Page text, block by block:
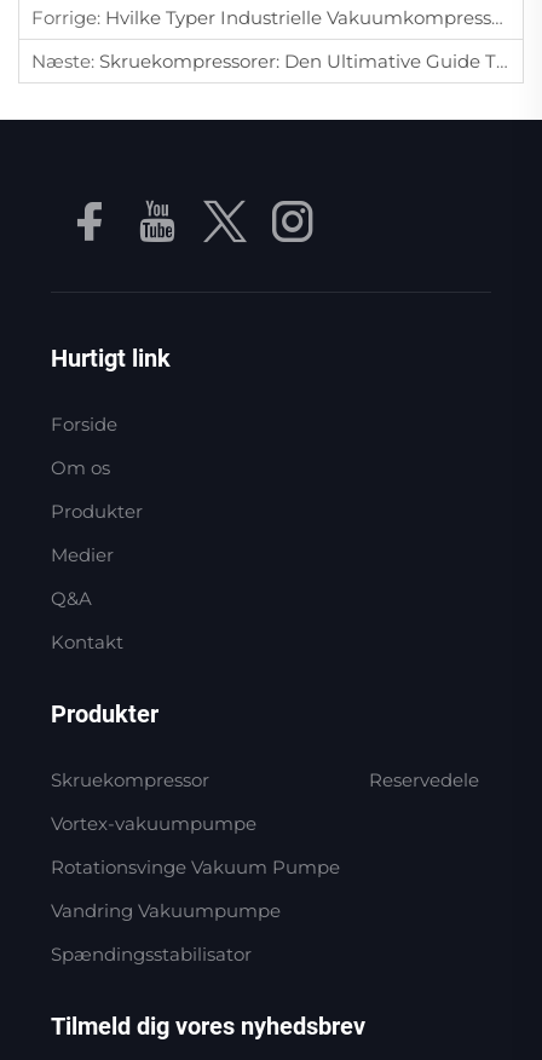
Forrige: Hvilke Typer Industrielle Vakuumkompressorer Er Velegnede Til Kemiske Procesanlæg?
Næste: Skruekompressorer: Den Ultimative Guide Til Effektiv Industriell Luftforsyning
Hurtigt link
Forside
Om os
Produkter
Medier
Q&A
Kontakt
Produkter
Skruekompressor
Vortex-vakuumpumpe
Rotationsvinge Vakuum Pumpe
Vandring Vakuumpumpe
Spændingsstabilisator
Reservedele
Tilmeld dig vores nyhedsbrev